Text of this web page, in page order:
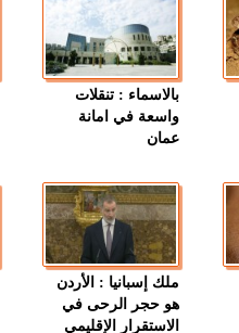
بالاسماء : تنقلات
واسعة في امانة
عمان
ملك إسبانيا : الأردن
هو حجر الرحى في
الاستقرار الإقليمي